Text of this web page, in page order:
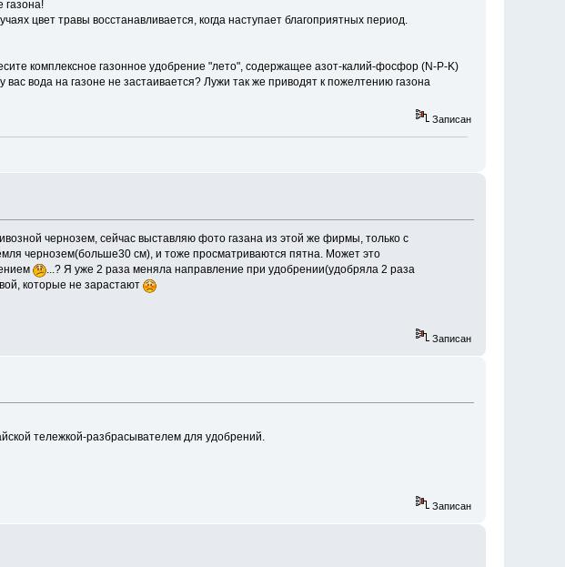
газона!
цвет травы восстанавливается, когда наступает благоприятных период.
комплексное газонное удобрение "лето", содержащее азот-калий-фосфор (N-P-K)
вода на газоне не застаивается? Лужи так же приводят к пожелтению газона
Записан
чернозем, сейчас выставляю фото газана из этой же фирмы, только с
чернозем(больше30 см), и тоже просматриваются пятна. Может это
...? Я уже 2 раза меняла направление при удобрении(удобряла 2 раза
которые не зарастают
Записан
тележкой-разбрасывателем для удобрений.
Записан